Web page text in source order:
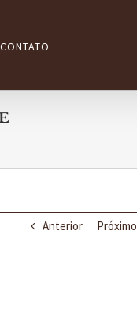
CONTATO
Anterior Próximo